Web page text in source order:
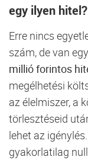
egy ilyen hitel?
Erre nincs
szám, devan egy
millióforintos
megélhetési
az élelmiszer, a
törlesztéseid
lehet az igénylés.
gyakorlatilag